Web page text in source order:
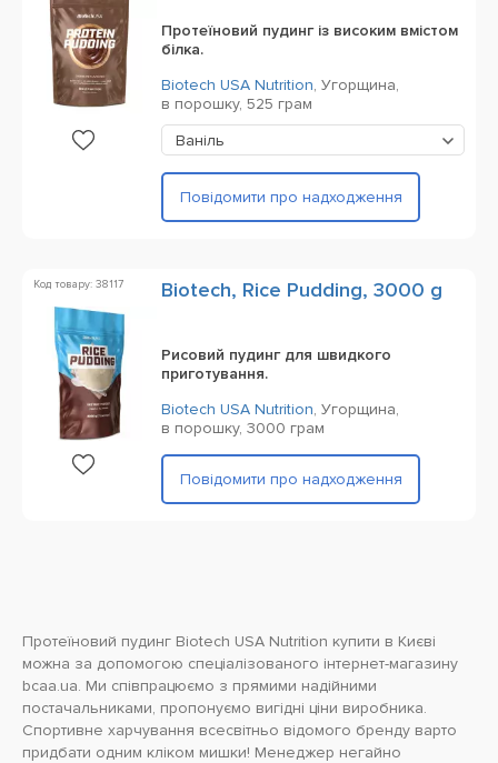
Протеїновий пудинг із високим вмістом
білка.
Biotech USA Nutrition, Угорщина,
в порошку, 525 грам
Ваніль
Повідомити про надходження
Код товару: 38117 Biotech, Rice Pudding, 3000 g
Рисовий пудинг для швидкого
приготування.
Biotech USA Nutrition, Угорщина,
в порошку, 3000 грам
Повідомити про надходження
Протеїновий пудинг Biotech USA Nutrition купити в Києві
можна за допомогою спеціалізованого інтернет-магазину
bcaa.ua. Ми співпрацюємо з прямими надійними
постачальниками, пропонуємо вигідні ціни виробника.
Спортивне харчування всесвітньо відомого бренду варто
придбати одним кліком мишки! Менеджер негайно